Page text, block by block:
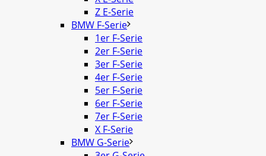
Z E-Serie
BMW F-Serie
1er F-Serie
2er F-Serie
3er F-Serie
4er F-Serie
5er F-Serie
6er F-Serie
7er F-Serie
X F-Serie
BMW G-Serie